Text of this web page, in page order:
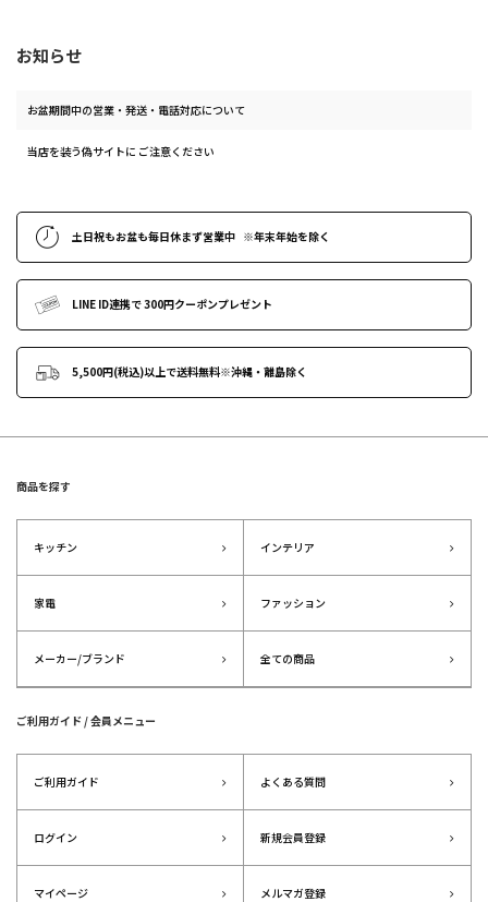
お知らせ
お盆期間中の営業・発送・電話対応について
当店を装う偽サイトに ご注意ください
土日祝もお盆も毎日休まず営業中 ※年末年始を除く
LINE ID連携で300円クーポンプレゼント
5,500円(税込)以上で送料無料※沖縄・離島除く
商品を探す
キッチン インテリア
家電 ファッション
メーカー/ブランド 全ての商品
ご利用ガイド / 会員メニュー
ご利用ガイド よくある質問
ログイン 新規会員登録
マイページ メルマガ登録